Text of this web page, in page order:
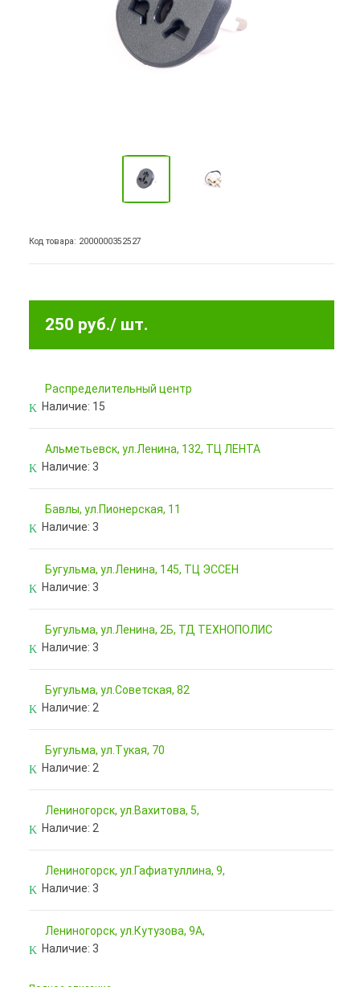
Код товара: 2000000352527
250 руб./ шт.
Pаспределительный центр
Наличие: 15
Альметьевск, ул.Ленина, 132, ТЦ ЛЕНТА
Наличие: 3
Бавлы, ул.Пионерская, 11
Наличие: 3
Бугульма, ул.Ленина, 145, ТЦ ЭССЕН
Наличие: 3
Бугульма, ул.Ленина, 2Б, ТД ТЕХНОПОЛИС
Наличие: 3
Бугульма, ул.Советская, 82
Наличие: 2
Бугульма, ул.Тукая, 70
Наличие: 2
Лениногорск, ул.Вахитова, 5,
Наличие: 2
Лениногорск, ул.Гафиатуллина, 9,
Наличие: 3
Лениногорск, ул.Кутузова, 9А,
Наличие: 3